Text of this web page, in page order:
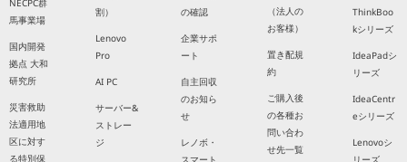
NECPC群
馬事業場
国内開発
拠点 大和
研究所
災害救助
法適用地
区に対す
る特別保
割）
Lenovo
Pro
AI PC
サーバー&
ストレー
ジ
の確認
企業サポ
ート
自主回収
のお知ら
せ
レノボ・
（法人の
お客様）
置き配規
約
ご購入後
の各種お
問い合わ
せ先一覧
ThinkBoo
kシリーズ
IdeaPadシ
リーズ
IdeaCentr
eシリーズ
Lenovoシ